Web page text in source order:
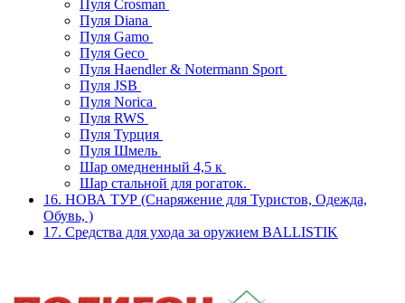
Пуля Crosman
Пуля Diana
Пуля Gamo
Пуля Geco
Пуля Haendler & Notermann Sport
Пуля JSB
Пуля Norica
Пуля RWS
Пуля Турция
Пуля Шмель
Шар омедненный 4,5 к
Шар стальной для рогаток.
16. НОВА ТУР (Снаряжение для Туристов, Одежда,
Обувь, )
17. Средства для ухода за оружием BALLISTIK